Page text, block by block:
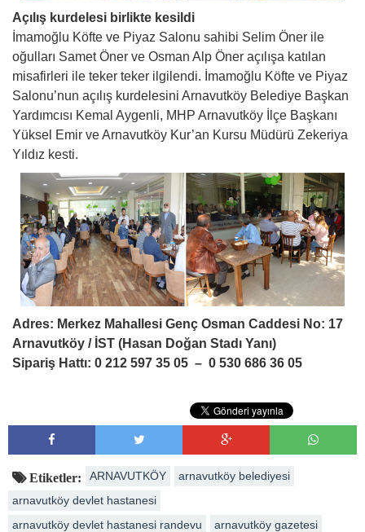
Açılış kurdelesi birlikte kesildi
İmamoğlu Köfte ve Piyaz Salonu sahibi Selim Öner ile
oğulları Samet Öner ve Osman Alp Öner açılışa katılan
misafirleri ile teker teker ilgilendi. İmamoğlu Köfte ve Piyaz
Salonu’nun açılış kurdelesini Arnavutköy Belediye Başkan
Yardımcısı Kemal Aygenli, MHP Arnavutköy İlçe Başkanı
Yüksel Emir ve Arnavutköy Kur’an Kursu Müdürü Zekeriya
Yıldız kesti.
Adres: Merkez Mahallesi Genç Osman Caddesi No: 17
Arnavutköy / İST (Hasan Doğan Stadı Yanı)
Sipariş Hattı: 0 212 597 35 05 – 0 530 686 36 05
Etiketler: ARNAVUTKÖY
arnavutköy belediyesi
arnavutköy devlet hastanesi
arnavutköy devlet hastanesi randevu
arnavutköy gazetesi